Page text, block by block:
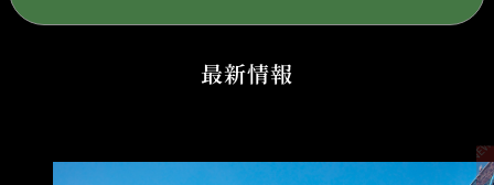
最新情報